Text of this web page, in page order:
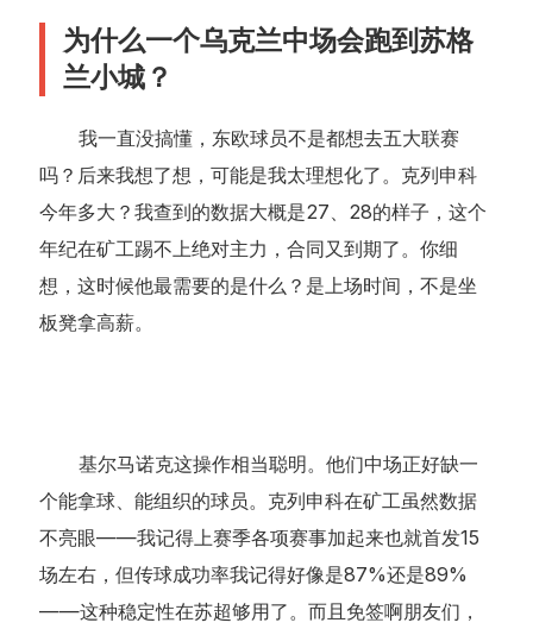
为什么一个乌克兰中场会跑到苏格
兰小城？
我一直没搞懂，东欧球员不是都想去五大联赛
吗？后来我想了想，可能是我太理想化了。克列申科
今年多大？我查到的数据大概是27、28的样子，这个
年纪在矿工踢不上绝对主力，合同又到期了。你细
想，这时候他最需要的是什么？是上场时间，不是坐
板凳拿高薪。
基尔马诺克这操作相当聪明。他们中场正好缺一
个能拿球、能组织的球员。克列申科在矿工虽然数据
不亮眼——我记得上赛季各项赛事加起来也就首发15
场左右，但传球成功率我记得好像是87%还是89%
——这种稳定性在苏超够用了。而且免签啊朋友们，